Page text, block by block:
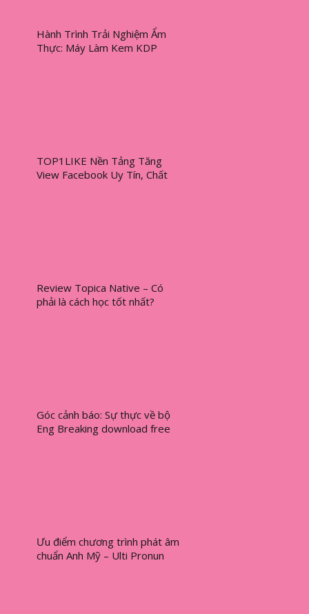
Hành Trình Trải Nghiệm Ẩm
Thực: Máy Làm Kem KDP
TOP1LIKE Nền Tảng Tăng
View Facebook Uy Tín, Chất
Review Topica Native – Có
phải là cách học tốt nhất?
Góc cảnh báo: Sự thực về bộ
Eng Breaking download free
Ưu điểm chương trình phát âm
chuẩn Anh Mỹ – Ulti Pronun